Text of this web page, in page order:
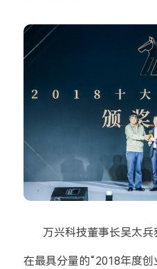
万兴科技董事长吴太
在最具分量的“2018年度